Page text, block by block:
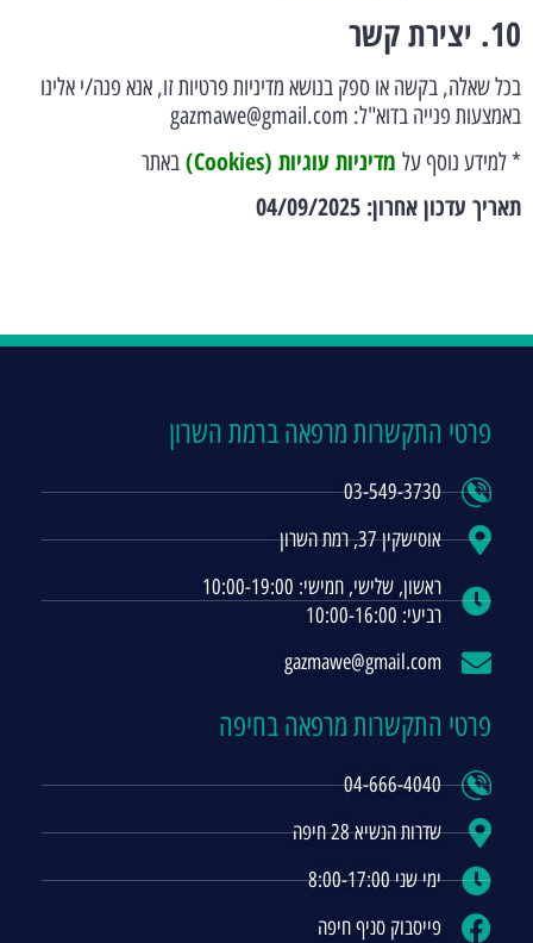
10. יצירת קשר
בכל שאלה, בקשה או ספק בנושא מדיניות פרטיות זו, אנא פנה/י אלינו
באמצעות פנייה בדוא"ל: gazmawe@gmail.com
* למידע נוסף על מדיניות עוגיות (Cookies) באתר
תאריך עדכון אחרון: 04/09/2025
פרטי התקשרות מרפאה ברמת השרון
03-549-3730
אוסישקין 37, רמת השרון
ראשון, שלישי, חמישי: 10:00-19:00
רביעי: 10:00-16:00
gazmawe@gmail.com
פרטי התקשרות מרפאה בחיפה
04-666-4040
שדרות הנשיא 28 חיפה
ימי שני 8:00-17:00
פייסבוק סניף חיפה